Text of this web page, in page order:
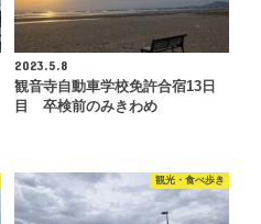
2023.5.8
観音寺自動車学校免許合宿13日
目 卒検前のみきわめ
観光・食べ歩き